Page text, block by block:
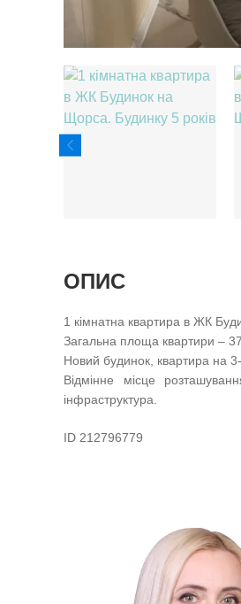
ОПИС
1 кімнатна квартира в ЖК
Загальна площа квартири –
Новий будинок, квартира на
Відмінне місце
інфраструктура.
ID 212796779